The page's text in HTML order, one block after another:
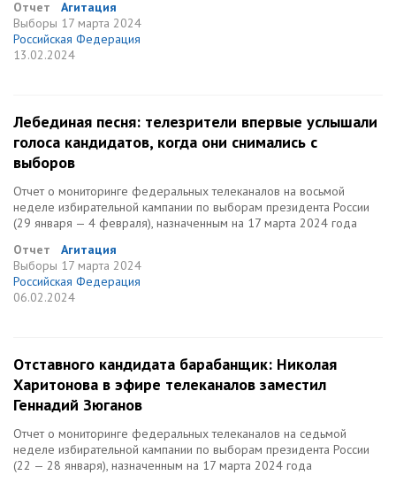
Отчет
Агитация
Выборы 17 марта 2024
Российская Федерация
13.02.2024
Лебединая песня: телезрители впервые услышали
голоса кандидатов, когда они снимались с
выборов
Отчет о мониторинге федеральных телеканалов на восьмой
неделе избирательной кампании по выборам президента России
(29 января — 4 февраля), назначенным на 17 марта 2024 года
Отчет
Агитация
Выборы 17 марта 2024
Российская Федерация
06.02.2024
Отставного кандидата барабанщик: Николая
Харитонова в эфире телеканалов заместил
Геннадий Зюганов
Отчет о мониторинге федеральных телеканалов на седьмой
неделе избирательной кампании по выборам президента России
(22 — 28 января), назначенным на 17 марта 2024 года